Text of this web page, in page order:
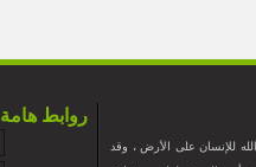
روابط هامة
للإنسان على الأرض ، وقد